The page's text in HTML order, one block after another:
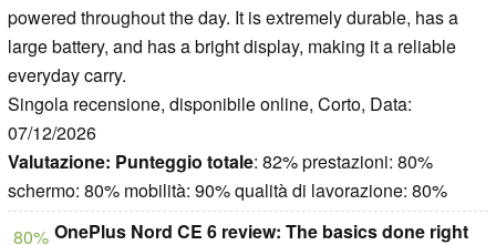
powered throughout the day. It is extremely durable, has a
large battery, and has a bright display, making it a reliable
everyday carry.
Singola recensione, disponibile online, Corto, Data:
07/12/2026
Valutazione: Punteggio totale: 82% prestazioni: 80%
schermo: 80% mobilità: 90% qualità di lavorazione: 80%
80% OnePlus Nord CE 6 review: The basics done right